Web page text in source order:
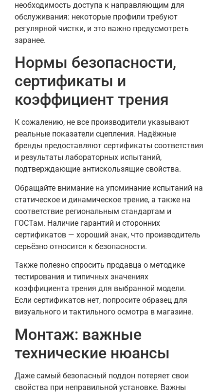
необходимость доступа к направляющим для
обслуживания: некоторые профили требуют
регулярной чистки, и это важно предусмотреть
заранее.
Нормы безопасности,
сертификаты и
коэффициент трения
К сожалению, не все производители указывают
реальные показатели сцепления. Надёжные
бренды предоставляют сертификаты соответствия
и результаты лабораторных испытаний,
подтверждающие антискользящие свойства.
Обращайте внимание на упоминание испытаний на
статическое и динамическое трение, а также на
соответствие региональным стандартам и
ГОСТам. Наличие гарантий и сторонних
сертификатов — хороший знак, что производитель
серьёзно относится к безопасности.
Также полезно спросить продавца о методике
тестирования и типичных значениях
коэффициента трения для выбранной модели.
Если сертификатов нет, попросите образец для
визуального и тактильного осмотра в магазине.
Монтаж: важные
технические нюансы
Даже самый безопасный поддон потеряет свои
свойства при неправильной установке. Важны